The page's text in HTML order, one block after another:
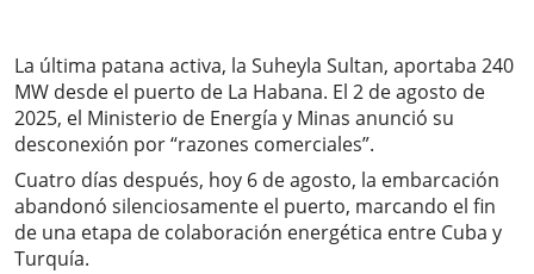
La última patana activa, la Suheyla Sultan, aportaba 240
MW desde el puerto de La Habana. El 2 de agosto de
2025, el Ministerio de Energía y Minas anunció su
desconexión por “razones comerciales”.
Cuatro días después, hoy 6 de agosto, la embarcación
abandonó silenciosamente el puerto, marcando el fin
de una etapa de colaboración energética entre Cuba y
Turquía.